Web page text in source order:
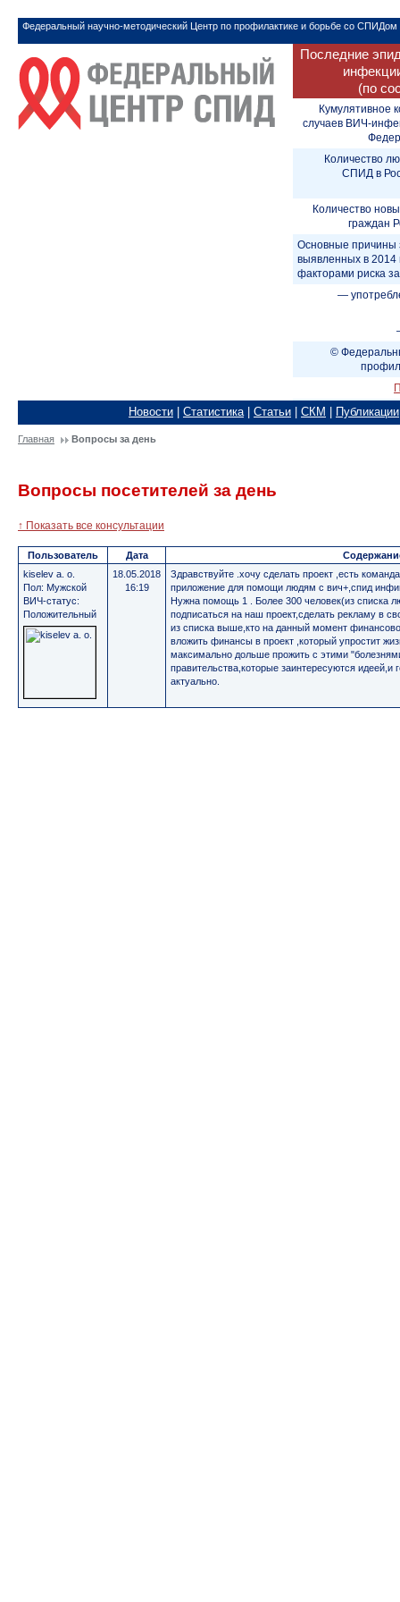
Федеральный научно-методический Центр по профилактике и борьбе со СПИДом
Последние
(по
Кумулятивное
случаев ВИЧ-
Количество
СПИД в
Количество
граждан
Основные причины
выявленных в 2014
факторами риска
—
©
Новости Статистика| Статьи СКМ Публикации
Главная Вопросы за день
Вопросы посетителей за день
↑ Показать все консультации
Пользователь Дата
kiselev a. o.
Пол: Мужской
ВИЧ-статус:
Положительный
18.05.2018
16:19
Здравствуйте .хочу сделать проект ,есть
приложение для помощи людям с вич+,спид
Нужна помощь 1 . Более 300 человек(из списка
подписаться на наш проект,сделать рекламу в
из списка выше,кто на данный момент
вложить финансы в проект ,который упростит
максимально дольше прожить с этими
правительства,которые заинтересуются
актуально.